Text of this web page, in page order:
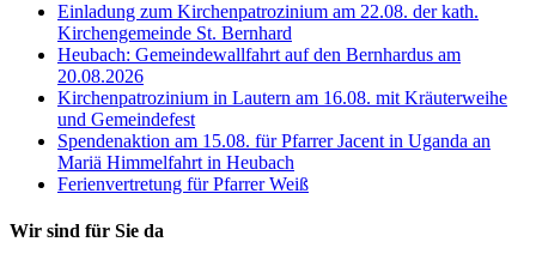
Einladung zum Kirchenpatrozinium am 22.08. der kath.
Kirchengemeinde St. Bernhard
Heubach: Gemeindewallfahrt auf den Bernhardus am
20.08.2026
Kirchenpatrozinium in Lautern am 16.08. mit Kräuterweihe
und Gemeindefest
Spendenaktion am 15.08. für Pfarrer Jacent in Uganda an
Mariä Himmelfahrt in Heubach
Ferienvertretung für Pfarrer Weiß
Wir sind für Sie da